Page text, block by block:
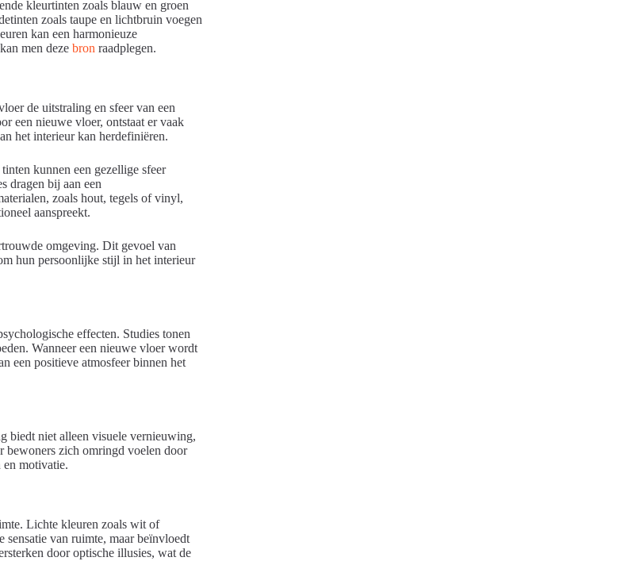
kleurtinten zoals blauw en groen
zoals taupe en lichtbruin voegen
kan een harmonieuze
men deze bron raadplegen.
de uitstraling en sfeer van een
een nieuwe vloer, ontstaat er vaak
het interieur kan herdefiniëren.
kunnen een gezellige sfeer
dragen bij aan een
zoals hout, tegels of vinyl,
aanspreekt.
omgeving. Dit gevoel van
hun persoonlijke stijl in het interieur
effecten. Studies tonen
Wanneer een nieuwe vloer wordt
een positieve atmosfeer binnen het
biedt niet alleen visuele vernieuwing,
bewoners zich omringd voelen door
en motivatie.
Lichte kleuren zoals wit of
van ruimte, maar beïnvloedt
door optische illusies, wat de